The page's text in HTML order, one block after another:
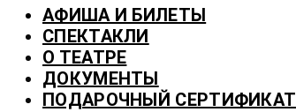
АФИША И БИЛЕТЫ
СПЕКТАКЛИ
О ТЕАТРЕ
ДОКУМЕНТЫ
ПОДАРОЧНЫЙ СЕРТИФИКАТ